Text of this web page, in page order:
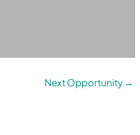
Next Opportunity →